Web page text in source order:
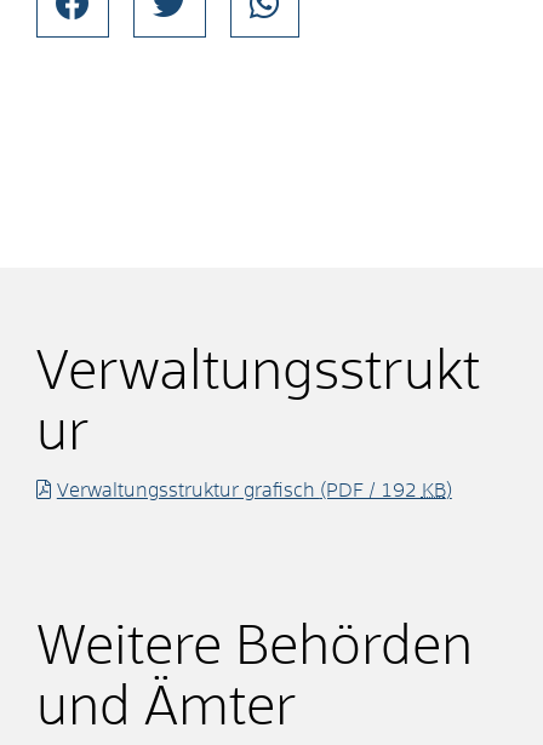
Verwaltungsstrukt
ur
Verwaltungsstruktur grafisch (PDF / 192 KB)
Weitere Behörden
und Ämter